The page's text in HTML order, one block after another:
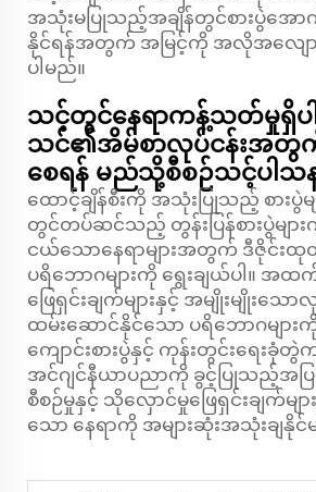
အသုံးမပြုသည့်အချိန်တွင်စားပွဲအ
နိုင်ရန်အတွက် အမြင့်ကို အလိုအလျော
ပါမည်။
သင့်တွင်နေရာကန့်သတ်မှုရှိပ
သင်၏အိမ်စာလုပ်ငန်းအတွ
စေရန် မည်သို့စီစဉ်သင့်ပါသ
ထောင့်ချိန်စီးကို အသုံးပြုသည့် စားပွဲ
တွင်တပ်ဆင်သည့် တွန်းပြန်စားပွဲမျာ
ငယ်သောနေရာများအတွက် ဒီဇိုင်း
ပရိဘောဂများကို ရွေးချယ်ပါ။ အ
ဖြေရှင်းချက်များနှင့် အမျိုးမျိုးသေ
ထမ်းဆောင်နိုင်သော ပရိဘောဂများ
ကျောင်းစားပွဲနှင့် ကုန်းတွင်းရေးခုံ
အင်ဂျင်နီယာပညာကို ခွင့်ပြုသည့်အပ
စီစဉ်မှုနှင့် သိုလှောင်မှုဖြေရှင်းချက်မ
သော နေရာကို အများဆုံးအသုံးချနို